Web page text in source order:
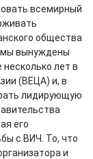
всемирный
общества
мы вынуждены
лет в
(ВЕЦА) и, в
лидирующую
его
с ВИЧ. То, что
и